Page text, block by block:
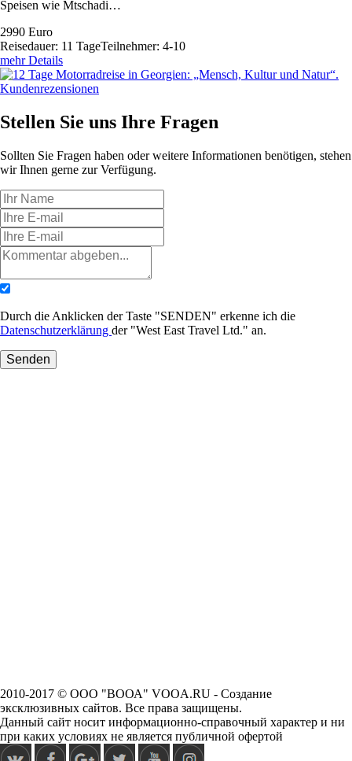
Speisen wie Mtschadi…
2990 Euro
Reisedauer: 11 TageTeilnehmer: 4-10
mehr Details
Kundenrezensionen
Stellen Sie uns Ihre Fragen
Sollten Sie Fragen haben oder weitere Informationen benötigen, stehen
wir Ihnen gerne zur Verfügung.
Durch die Anklicken der Taste "SENDEN" erkenne ich die
Datenschutzerklärung der "West East Travel Ltd." an.
Senden
2010-2017 © ООО "ВООА" VOOA.RU - Создание
эксклюзивных сайтов. Все права защищены.
Данный сайт носит информационно-справочный характер и ни
при каких условиях не является публичной офертой